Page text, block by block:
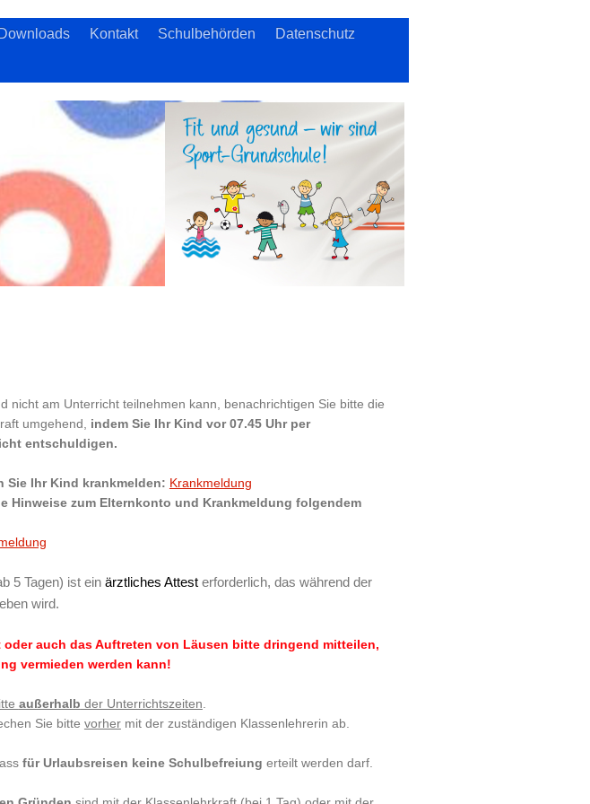
Downloads Kontakt Schulbehörden Datenschutz
nicht am Unterricht teilnehmen kann, benachrichtigen Sie bitte die
umgehend, indem Sie Ihr Kind vor 07.45 Uhr per
entschuldigen.
Sie Ihr Kind krankmelden: Krankmeldung
Hinweise zum Elternkonto und Krankmeldung folgendem
5 Tagen) ist ein ärztliches Attest erforderlich, das während der
wird.
oder auch das Auftreten von Läusen bitte dringend mitteilen,
vermieden werden kann!
außerhalb der Unterrichtszeiten
Sie bitte vorhermit der zuständigen Klassenlehrerin ab.
für Urlaubsreisen keine Schulbefreiung erteilt werden darf.